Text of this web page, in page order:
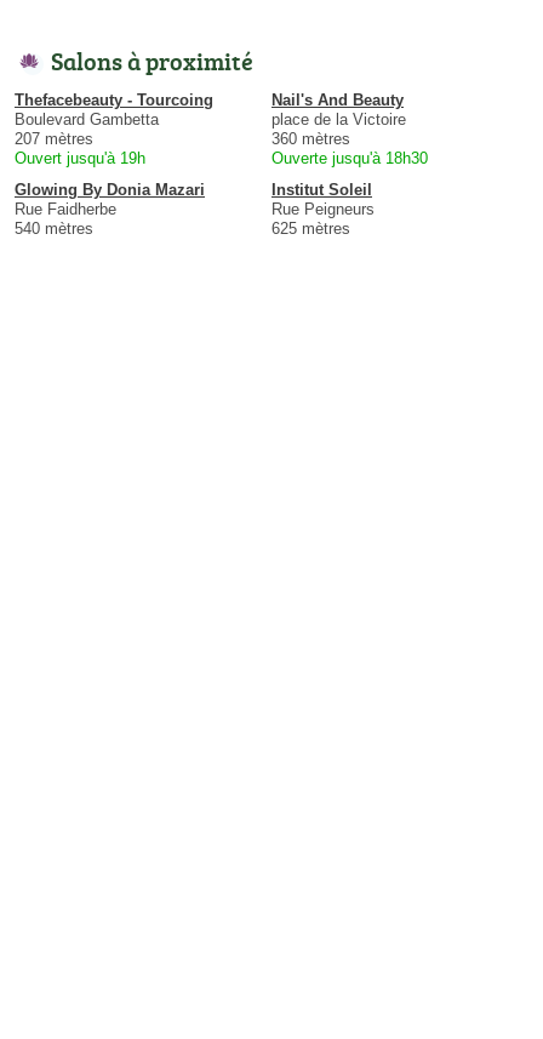
Salons à proximité
Thefacebeauty - Tourcoing
Boulevard Gambetta
207 mètres
Ouvert jusqu'à 19h
Nail's And Beauty
place de la Victoire
360 mètres
Ouverte jusqu'à 18h30
Glowing By Donia Mazari
Rue Faidherbe
540 mètres
Institut Soleil
Rue Peigneurs
625 mètres